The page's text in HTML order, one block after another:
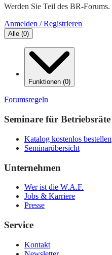
Werden Sie Teil des BR-
Anmelden / Registrieren
Alle (0)
Funktionen (0)
Forumsregeln
Seminare für Betriebsräte
Katalog kostenlos bestellen
Seminarübersicht
Unternehmen
Wer ist die W.A.F.
Jobs & Karriere
Presse
Service
Kontakt